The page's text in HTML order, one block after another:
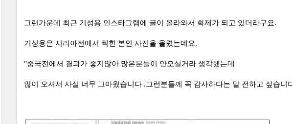
그런가운데 최근 기성용 인스타그램에 글이 올라와서 화제가 되고 있더라구요.
기성용은 시리아전에서 찍힌 본인 사진을 올렸는데요.
"중국전에서 결과가 좋지않아 많은분들이 안오실거라 생각했는데
많이 오셔서 사실 너무 고마웠습니다 .그런분들께 꼭 감사하다는 말 전하고 싶습니